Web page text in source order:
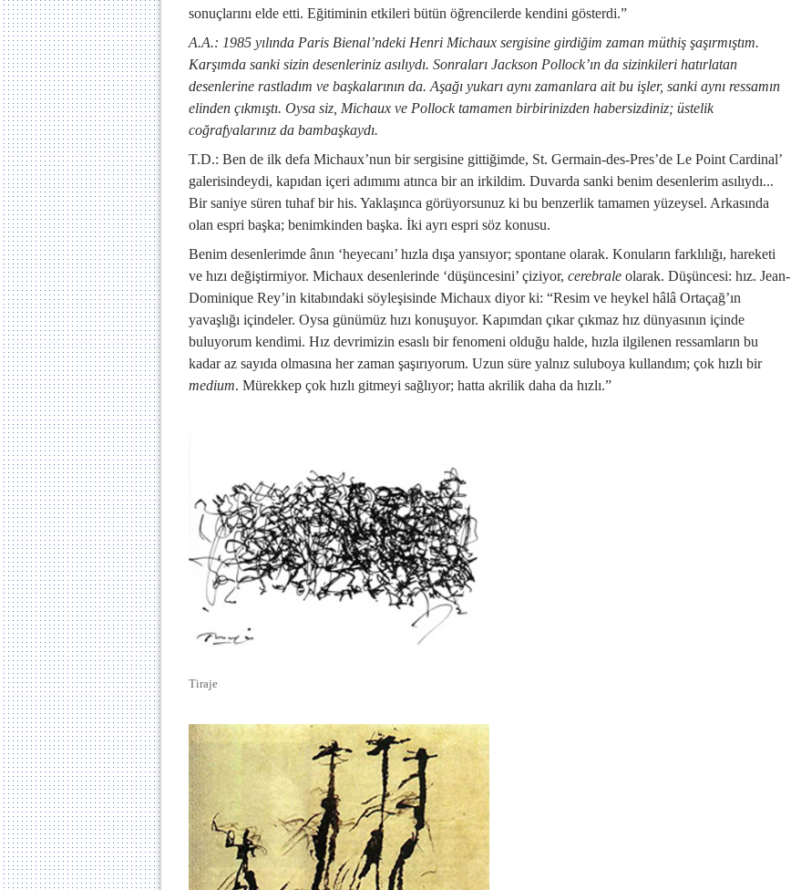
sonuçlarını elde etti. Eğitiminin etkileri bütün öğrencilerde kendini gösterdi.”
A.A.: 1985 yılında Paris Bienal’ndeki Henri Michaux sergisine girdiğim zaman müthiş şaşırmıştım.
Karşımda sanki sizin desenleriniz asılıydı. Sonraları Jackson Pollock’ın da sizinkileri hatırlatan
desenlerine rastladım ve başkalarının da. Aşağı yukarı aynı zamanlara ait bu işler, sanki aynı ressamın
elinden çıkmıştı. Oysa siz, Michaux ve Pollock tamamen birbirinizden habersizdiniz; üstelik
coğrafyalarınız da bambaşkaydı.
T.D.: Ben de ilk defa Michaux’nun bir sergisine gittiğimde, St. Germain-des-Pres’de Le Point Cardinal’
galerisindeydi, kapıdan içeri adımımı atınca bir an irkildim. Duvarda sanki benim desenlerim asılıydı...
Bir saniye süren tuhaf bir his. Yaklaşınca görüyorsunuz ki bu benzerlik tamamen yüzeysel. Arkasında
olan espri başka; benimkinden başka. İki ayrı espri söz konusu.
Benim desenlerimde ânın ‘heyecanı’ hızla dışa yansıyor; spontane olarak. Konuların farklılığı, hareketi
ve hızı değiştirmiyor. Michaux desenlerinde ‘düşüncesini’ çiziyor, cerebrale olarak. Düşüncesi: hız. Jean-
Dominique Rey’in kitabındaki söyleşisinde Michaux diyor ki: “Resim ve heykel hâlâ Ortaçağ’ın
yavaşlığı içindeler. Oysa günümüz hızı konuşuyor. Kapımdan çıkar çıkmaz hız dünyasının içinde
buluyorum kendimi. Hız devrimizin esaslı bir fenomeni olduğu halde, hızla ilgilenen ressamların bu
kadar az sayıda olmasına her zaman şaşırıyorum. Uzun süre yalnız suluboya kullandım; çok hızlı bir
medium. Mürekkep çok hızlı gitmeyi sağlıyor; hatta akrilik daha da hızlı.”
Tiraje